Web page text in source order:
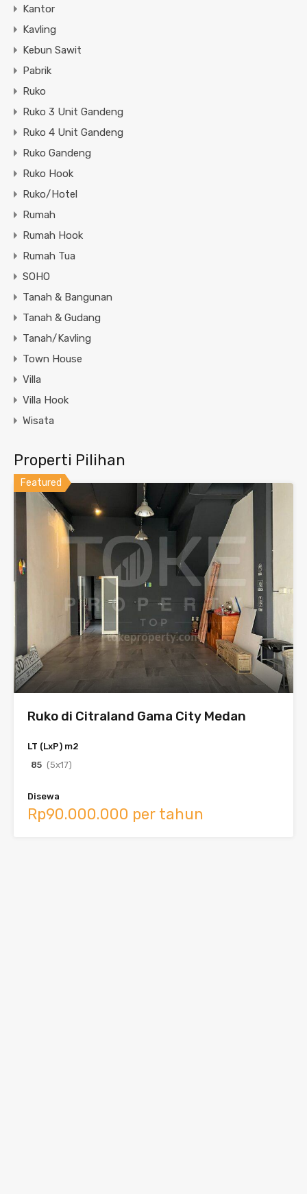
Kantor
Kavling
Kebun Sawit
Pabrik
Ruko
Ruko 3 Unit Gandeng
Ruko 4 Unit Gandeng
Ruko Gandeng
Ruko Hook
Ruko/Hotel
Rumah
Rumah Hook
Rumah Tua
SOHO
Tanah & Bangunan
Tanah & Gudang
Tanah/Kavling
Town House
Villa
Villa Hook
Wisata
Properti Pilihan
Featured
Ruko di Citraland Gama City Medan
LT (LxP) m2
85 (5x17)
Disewa
Rp90.000.000 per tahun